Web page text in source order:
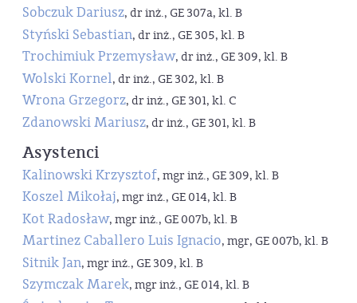
Sobczuk Dariusz, dr inż., GE 307a, kl. B
Styński Sebastian, dr inż., GE 305, kl. B
Trochimiuk Przemysław, dr inż., GE 309, kl. B
Wolski Kornel, dr inż., GE 302, kl. B
Wrona Grzegorz, dr inż., GE 301, kl. C
Zdanowski Mariusz, dr inż., GE 301, kl. B
Asystenci
Kalinowski Krzysztof, mgr inż., GE 309, kl. B
Koszel Mikołaj, mgr inż., GE 014, kl. B
Kot Radosław, mgr inż., GE 007b, kl. B
Martinez Caballero Luis Ignacio, mgr, GE 007b, kl. B
Sitnik Jan, mgr inż., GE 309, kl. B
Szymczak Marek, mgr inż., GE 014, kl. B